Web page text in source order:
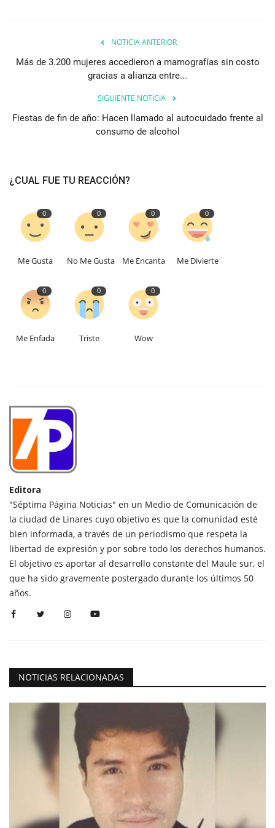
NOTICIA ANTERIOR
Más de 3.200 mujeres accedieron a mamografías sin costo
gracias a alianza entre...
SIGUIENTE NOTICIA
Fiestas de fin de año: Hacen llamado al autocuidado frente al
consumo de alcohol
¿CUAL FUE TU REACCIÓN?
0
Me Gusta
0
No Me Gusta
0
Me Encanta
0
Me Divierte
0
Me Enfada
0
Triste
0
Wow
Editora
"Séptima Página Noticias" en un Medio de Comunicación de
la ciudad de Linares cuyo objetivo es que la comunidad esté
bien informada, a través de un periodismo que respeta la
libertad de expresión y por sobre todo los derechos humanos.
El objetivo es aportar al desarrollo constante del Maule sur, el
que ha sido gravemente postergado durante los últimos 50
años.
NOTICIAS RELACIONADAS